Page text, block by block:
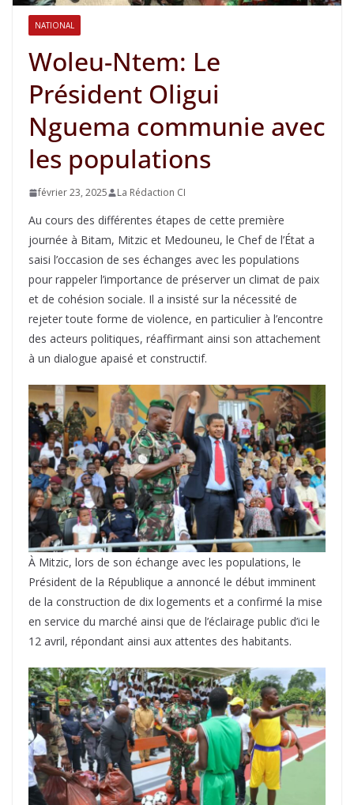
NATIONAL
Woleu-Ntem: Le
Président Oligui
Nguema communie avec
les populations
février 23, 2025 La Rédaction CI
Au cours des différentes étapes de cette première
journée à Bitam, Mitzic et Medouneu, le Chef de l’État a
saisi l’occasion de ses échanges avec les populations
pour rappeler l’importance de préserver un climat de paix
et de cohésion sociale. Il a insisté sur la nécessité de
rejeter toute forme de violence, en particulier à l’encontre
des acteurs politiques, réaffirmant ainsi son attachement
à un dialogue apaisé et constructif.
À Mitzic, lors de son échange avec les populations, le
Président de la République a annoncé le début imminent
de la construction de dix logements et a confirmé la mise
en service du marché ainsi que de l’éclairage public d’ici le
12 avril, répondant ainsi aux attentes des habitants.